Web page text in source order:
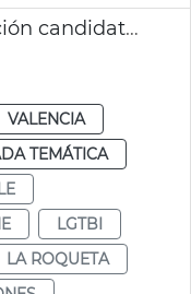
Acuerdo plenario promoción candidatura Corpus Patrimonio Cultural Unesco
VALENCIA
TEMÁTICA
LGTBI
LA ROQUETA